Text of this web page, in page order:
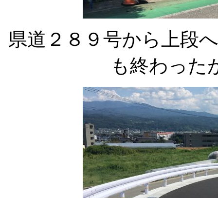
県道２８９号から上段
も終わった